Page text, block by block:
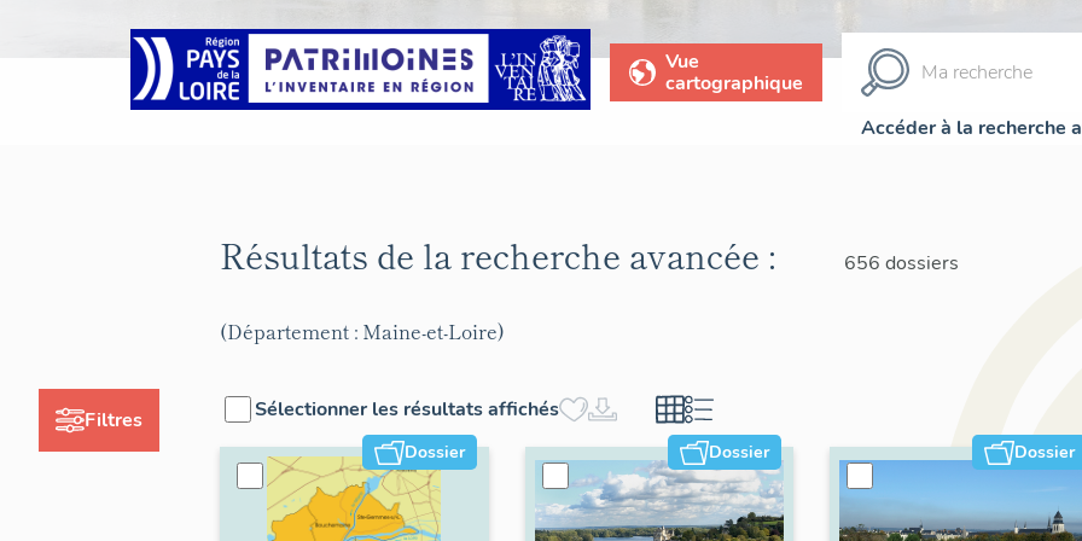
Vue
cartographique
Accéder à la recherche
Filtres
Résultats de la recherche avancée : 656 dossiers
(Département : Maine-et-Loire)
Sélectionner les résultats affichés
Dossier Dossier Dossier